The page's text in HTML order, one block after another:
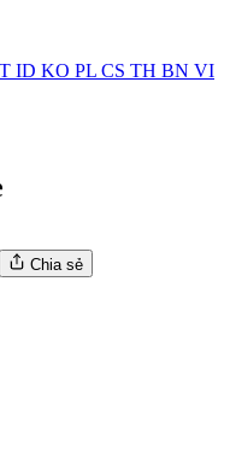
ID KO PL CS TH BN VI
Chia sẻ